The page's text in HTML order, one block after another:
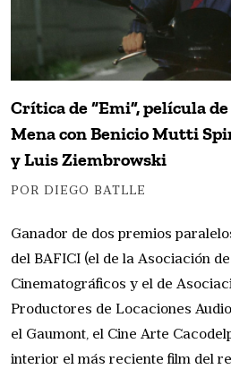
Crítica de “Emi”, película
Mena con Benicio Mutti
y Luis Ziembrowski
POR DIEGO BATLLE
Ganador de dos premios
del BAFICI (el de la Asociación
Cinematográficos y el de
Productores de Locaciones
el Gaumont, el Cine Arte
interior el más reciente film del